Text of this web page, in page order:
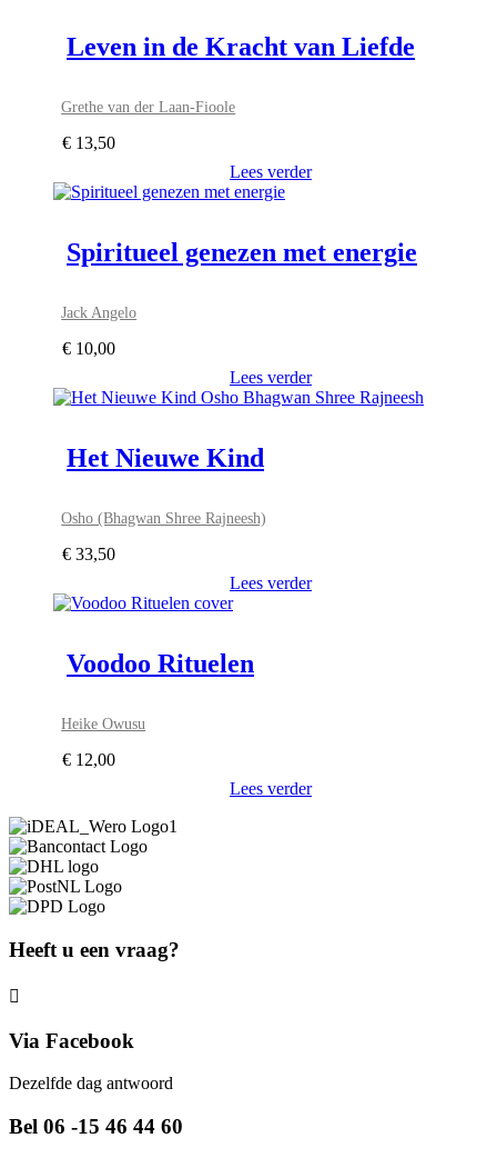
Leven in de Kracht van Liefde
Grethe van der Laan-Fioole
€ 13,50
Lees verder
Spiritueel genezen met energie
Jack Angelo
€ 10,00
Lees verder
Het Nieuwe Kind
Osho (Bhagwan Shree Rajneesh)
€ 33,50
Lees verder
Voodoo Rituelen
Heike Owusu
€ 12,00
Lees verder
Heeft u een vraag?
Via Facebook
Dezelfde dag antwoord
Bel 06 -15 46 44 60